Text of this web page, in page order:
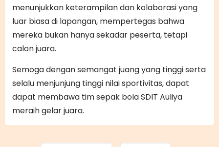
menunjukkan keterampilan dan kolaborasi yang
luar biasa di lapangan, mempertegas bahwa
mereka bukan hanya sekadar peserta, tetapi
calon juara.
Semoga dengan semangat juang yang tinggi serta
selalu menjunjung tinggi nilai sportivitas, dapat
dapat membawa tim sepak bola SDIT Auliya
meraih gelar juara.